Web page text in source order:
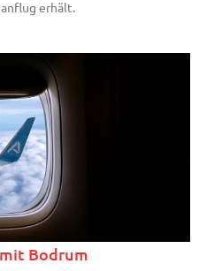
erhält.
Bodrum